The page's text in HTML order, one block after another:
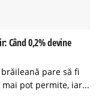
Când 0,2% devine
pare să fi
pot permite, iar...